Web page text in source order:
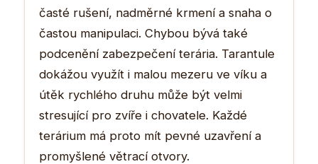
časté rušení, nadměrné krmení a snaha o
častou manipulaci. Chybou bývá také
podcenění zabezpečení terária. Tarantule
dokážou využít i malou mezeru ve víku a
útěk rychlého druhu může být velmi
stresující pro zvíře i chovatele. Každé
terárium má proto mít pevné uzavření a
promyšlené větrací otvory.